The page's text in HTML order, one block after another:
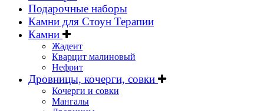
Подарочные наборы
Камни для Стоун Терапии
Камни
Жадеит
Кварцит малиновый
Нефрит
Дровницы, кочерги, совки
Кочерги и совки
Мангалы